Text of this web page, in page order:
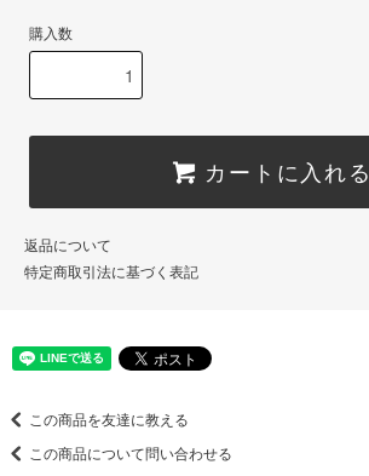
購入数
カートに入れる
返品について
特定商取引法に基づく表記
この商品を友達に教える
この商品について問い合わせる